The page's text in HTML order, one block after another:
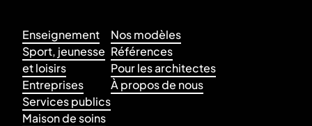
Enseignement
Sport, jeunesse
et loisirs
Entreprises
Services publics
Maison de soins
Nos modèles
Références
Pour les architectes
À propos de nous